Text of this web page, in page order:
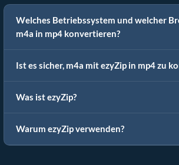
Welches Betriebssystem und welcher
m4a in mp4 konvertieren?
Ist es sicher, m4a mit ezyZip in mp4 zu
Was ist ezyZip?
Warum ezyZip verwenden?